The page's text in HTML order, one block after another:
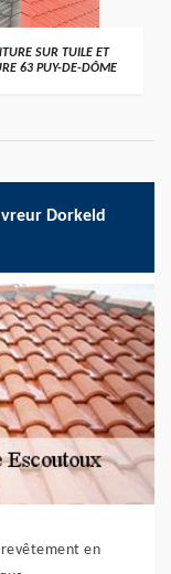
SUR TUILE ET
63 PUY-DE-DÔME
Dorkeld
en